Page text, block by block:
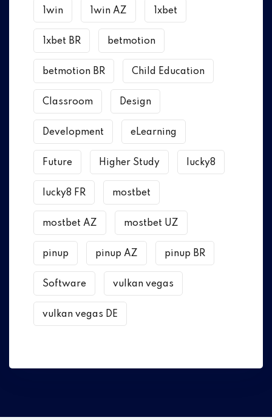
1win 1win AZ 1xbet
1xbet BR betmotion
betmotion BR Child Education
Classroom Design
Development eLearning
Future Higher Study lucky8
lucky8 FR mostbet
mostbet AZ mostbet UZ
pinup pinup AZ pinup BR
Software vulkan vegas
vulkan vegas DE